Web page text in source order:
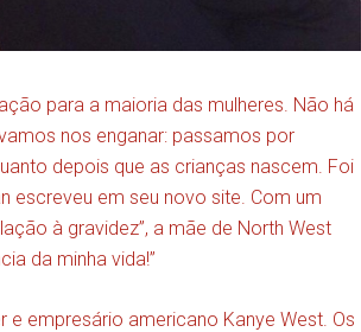
para a maioria das mulheres. Não há
nos enganar: passamos por
depois que as crianças nascem. Foi
escreveu em seu novo site. Com um
à gravidez”, a mãe de North West
da minha vida!”
empresário americano Kanye West. Os